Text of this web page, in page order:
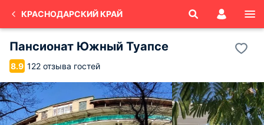
КРАСНОДАРСКИЙ КРАЙ
Пансионат Южный Туапсе
8.9 122 отзыва гостей